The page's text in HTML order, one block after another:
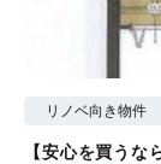
リノベ向き物件
【安心を買う